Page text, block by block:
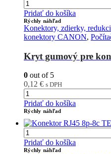
Pridať do košíka
Rýchly náhľad
Konektory, zdierky,
konektory CANON,
Kryt gumový pre
0 out of 5
0,12 € s DPH
Pridať do košíka
Rýchly náhľad
Pridať do košíka
Rýchly náhľad